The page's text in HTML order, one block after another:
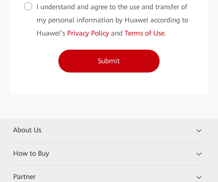
• 雙屏擴展與多功能顯示：靈活應對不同需求，從大型會議到活動
展示，皆能輕鬆應對。
立即填寫表格，預約安排體驗華為 Huawei IdeaPresence 及獲取專
I understand and agree to the use and transfer of
my personal information by Huawei according to
Huawei’s Privacy Policy and Terms of Use.
Submit
About Us
How to Buy
Partner